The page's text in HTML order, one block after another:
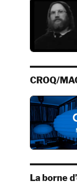
CROQ/
La borne